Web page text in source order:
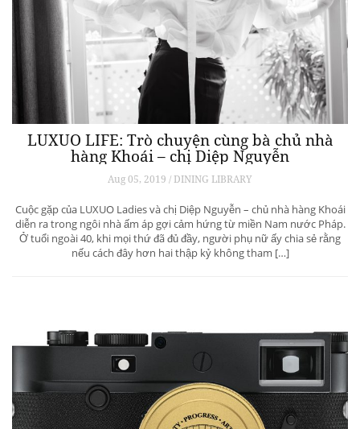
LUXUO LIFE: Trò chuyện cùng bà chủ nhà
hàng Khoái – chị Diệp Nguyễn
Aug 05, 2019 / DINING LIBRARY
Cuộc gặp của LUXUO Ladies và chị Diệp Nguyễn – chủ nhà hàng Khoái
diễn ra trong ngôi nhà ấm áp gợi cảm hứng từ miền Nam nước Pháp.
Ở tuổi ngoài 40, khi mọi thứ đã đủ đầy, người phụ nữ ấy chia sẻ rằng
nếu cách đây hơn hai thập kỷ không tham […]